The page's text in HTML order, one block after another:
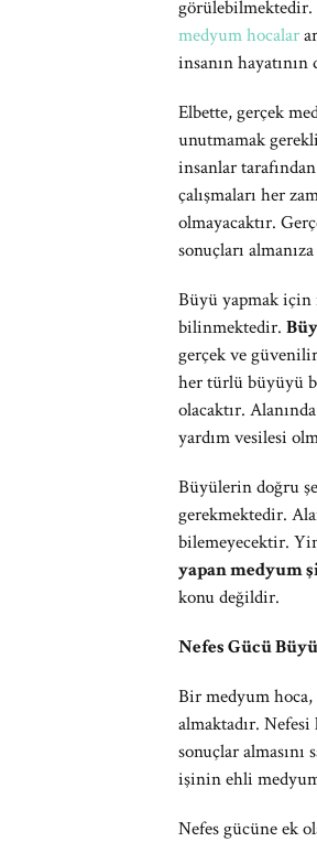
görülebilmektedir.
medyum hocalar
insanın
Elbette, gerçek
unutmamak
insanlar
çalışmaları her
olmayacaktır.
sonuçları
Büyü yapmak
bilinmektedir.
gerçek ve
her türlü büyüyü
olacaktır.
yardım vesilesi
Büyülerin doğru
gerekmektedir.
bilemeyecektir.
yapan medyum
konu değildir.
Nefes Gücü
Bir medyum
almaktadır.
sonuçlar almasını
işinin ehli
Nefes gücüne ek